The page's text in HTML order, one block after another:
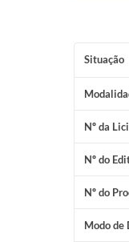
Situação
Nº da
Nº do
Nº do
Modo de